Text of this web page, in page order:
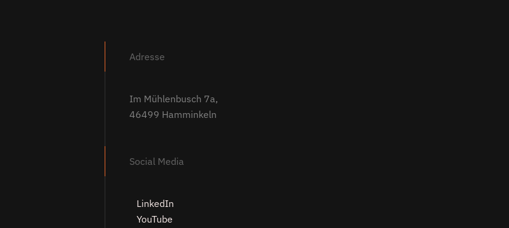
Adresse
Im Mühlenbusch 7a,
46499 Hamminkeln
Social Media
LinkedIn
YouTube